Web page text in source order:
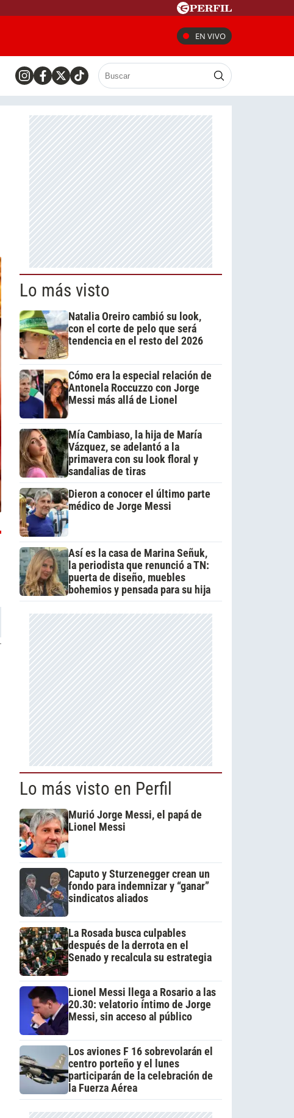
EN VIVO
Lo más visto
Natalia Oreiro cambió su look,
con el corte de pelo que será
tendencia en el resto del 2026
Cómo era la especial relación de
Antonela Roccuzzo con Jorge
Messi más allá de Lionel
Mía Cambiaso, la hija de María
Vázquez, se adelantó a la
primavera con su look floral y
sandalias de tiras
Dieron a conocer el último parte
médico de Jorge Messi
Así es la casa de Marina Señuk,
la periodista que renunció a TN:
puerta de diseño, muebles
bohemios y pensada para su hija
Lo más visto en Perfil
Murió Jorge Messi, el papá de
Lionel Messi
Caputo y Sturzenegger crean un
fondo para indemnizar y “ganar”
sindicatos aliados
La Rosada busca culpables
después de la derrota en el
Senado y recalcula su estrategia
Lionel Messi llega a Rosario a las
20.30: velatorio íntimo de Jorge
Messi, sin acceso al público
Los aviones F 16 sobrevolarán el
centro porteño y el lunes
participarán de la celebración de
la Fuerza Aérea